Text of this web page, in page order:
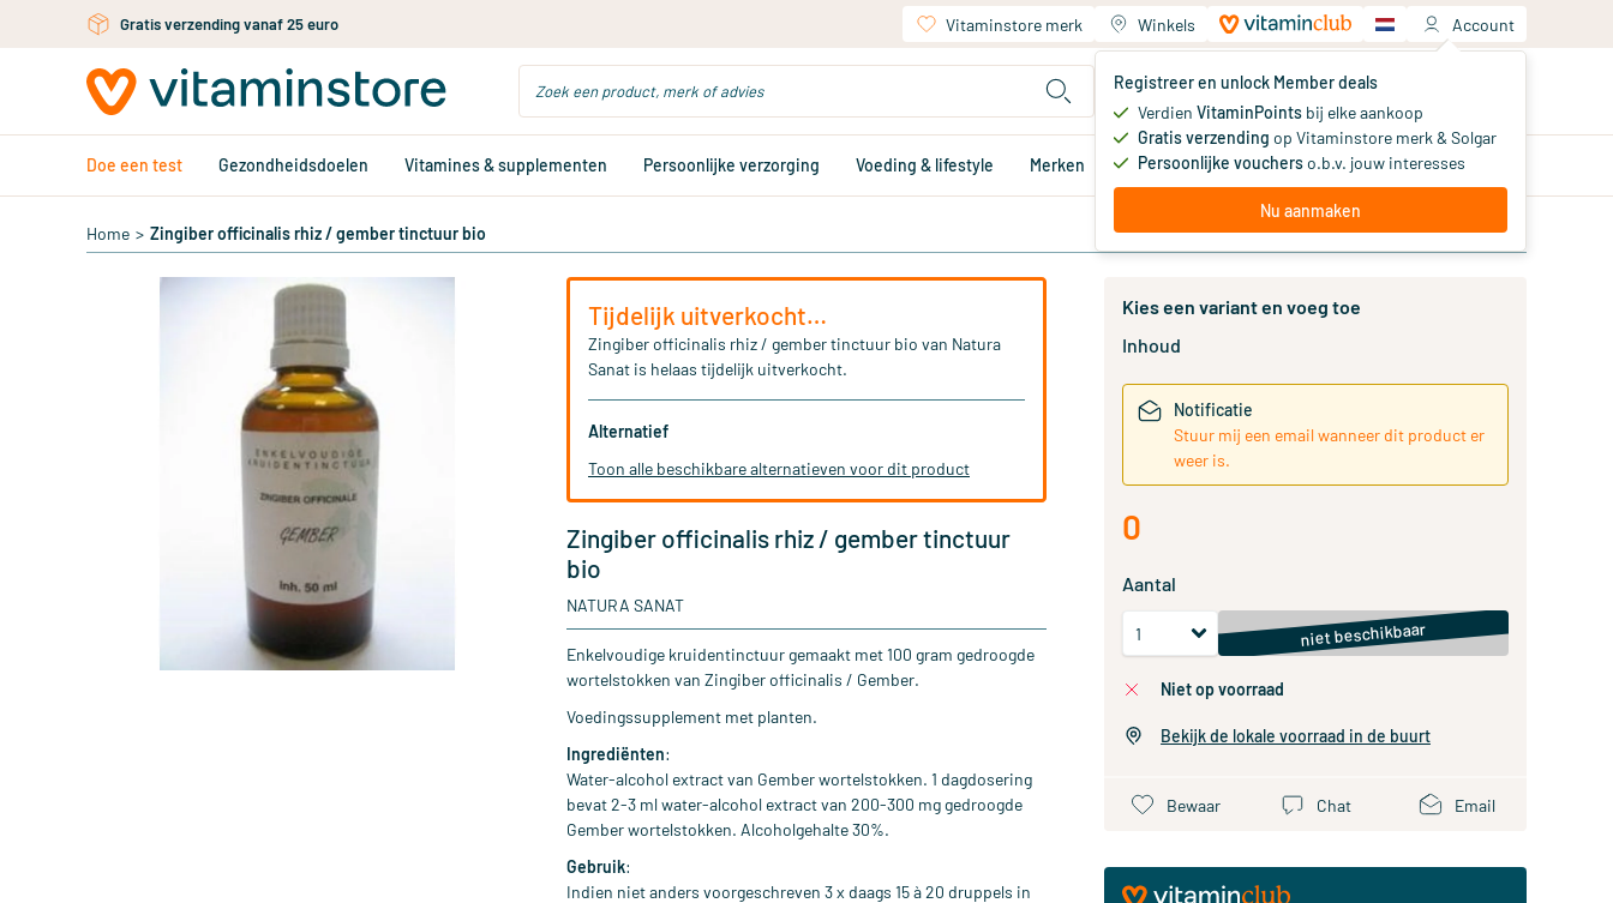
Ga naar de hoofdinhoudGratis persoonlijk advies via chat of email Vitaminstore merk Winkels Account
Registreer en unlock Member deals
Verdien VitaminPoints bij elke aankoop
Gratis verzending op Vitaminstore merk & Solgar
Persoonlijke voucherso.b.v. jouw interesses
Nu aanmaken
Jouw winkelwagen
Je hebt nog geen producten
Doe een test Gezondheidsdoelen Vitamines & supplementen Persoonlijke verzorging Voeding & lifestyle Merken Aanbiedingen Memberdeals
Home > Zingiber officinalis rhiz / gember tinctuur bio
Tijdelijk uitverkocht…
Zingiber officinalis rhiz / gember tinctuur bio van Natura
Sanat is helaas tijdelijk uitverkocht.
Alternatief
Toon alle beschikbare alternatieven voor dit product
Zingiber officinalis rhiz / gember tinctuur
bio
NATURA SANAT
Enkelvoudige kruidentinctuur gemaakt met 100 gram gedroogde
wortelstokken van Zingiber officinalis / Gember.
Voedingssupplement met planten.
Ingrediënten:
Water-alcohol extract van Gember wortelstokken. 1 dagdosering
bevat 2-3 ml water-alcohol extract van 200-300 mg gedroogde
Gember wortelstokken. Alcoholgehalte 30%.
Gebruik:
Indien niet anders voorgeschreven 3 x daags 15 à 20 druppels in
Kies een variant en voeg toe
Inhoud
Notificatie
Stuur mij een email wanneer dit product er
weer is.
0
Aantal
niet beschikbaar
niet op voorraad
Bekijk de lokale voorraad in de buurt
Bewaar Chat Email